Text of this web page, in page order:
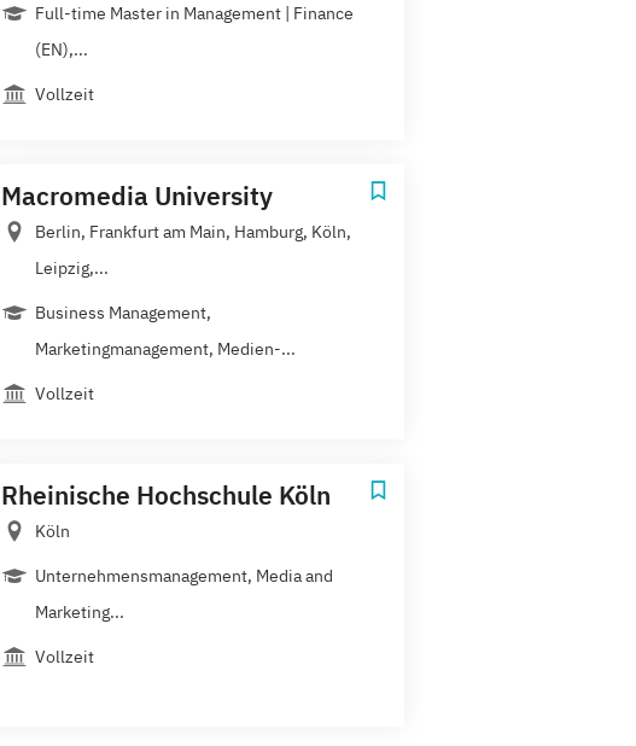
Full-time Master in Management | Finance
(EN),...
Vollzeit
Macromedia University
Berlin, Frankfurt am Main, Hamburg, Köln,
Leipzig,...
Business Management,
Marketingmanagement, Medien-...
Vollzeit
Rheinische Hochschule Köln
Köln
Unternehmensmanagement, Media and
Marketing...
Vollzeit